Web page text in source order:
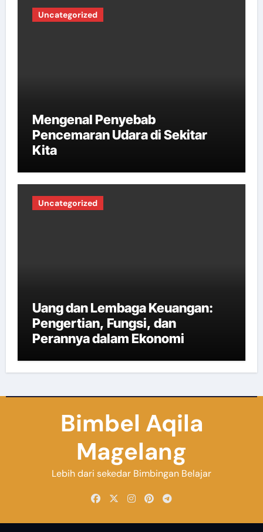
Uncategorized
Mengenal Penyebab
Pencemaran Udara di Sekitar
Kita
Uncategorized
Uang dan Lembaga Keuangan:
Pengertian, Fungsi, dan
Perannya dalam Ekonomi
Bimbel Aqila
Magelang
Lebih dari sekedar Bimbingan Belajar